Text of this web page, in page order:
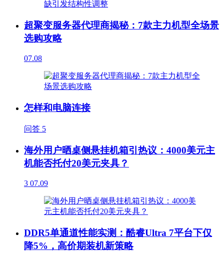
超聚变服务器代理商揭秘：7款主力机型全场景
选购攻略
07.08
怎样和电脑连接
问答 5
海外用户晒桌侧悬挂机箱引热议：4000美元主
机能否托付20美元夹具？
3 07.09
DDR5单通道性能实测：酷睿Ultra 7平台下仅
降5%，高价期装机新策略